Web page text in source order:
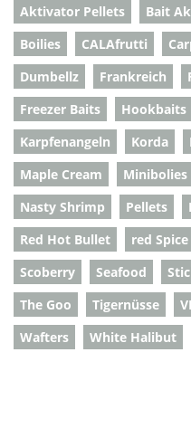
Aktivator Pellets Bait
Boilies
CALAfrutti
Dumbellz
Frankreich
Freezer Baits
Hookbaits
Karpfenangeln
Korda
Maple Cream
Minibolies
Nasty Shrimp
Pellets
Red Hot Bullet
red
Scoberry
Seafood
The Goo
Tigernüsse
Wafters
White Halibut